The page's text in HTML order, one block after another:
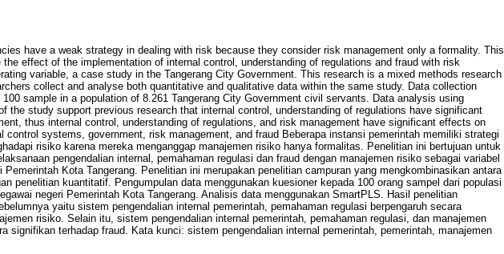
have a weak strategy in dealing with risk because they consider risk management only a formality. This
effect of the implementation of internal control, understanding of regulations and fraud with risk
variable, a case study in the Tangerang City Government. This research is a mixed methods research
collect and analyse both quantitative and qualitative data within the same study. Data collection
sample in a population of 8.261 Tangerang City Government civil servants. Data analysis using
the study support previous research that internal control, understanding of regulations have significant
thus internal control, understanding of regulations, and risk management have significant effects on
control systems, government, risk management, and fraud Beberapa instansi pemerintah memiliki strategi
risiko karena mereka menganggap manajemen risiko hanya formalitas. Penelitian ini bertujuan untuk
pengendalian internal, pemahaman regulasi dan fraud dengan manajemen risiko sebagai variabel
Kota Tangerang. Penelitian ini merupakan penelitian campuran yang mengkombinasikan antara
penelitian kuantitatif. Pengumpulan data menggunakan kuesioner kepada 100 orang sampel dari populasi
negeri Pemerintah Kota Tangerang. Analisis data menggunakan SmartPLS. Hasil penelitian
yaitu sistem pengendalian internal pemerintah, pemahaman regulasi berpengaruh secara
risiko. Selain itu, sistem pengendalian internal pemerintah, pemahaman regulasi, dan manajemen
signifikan terhadap fraud. Kata kunci: sistem pengendalian internal pemerintah, pemerintah, manajemen